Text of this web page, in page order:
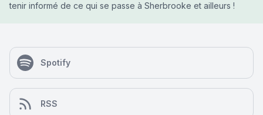
tenir informé de ce qui se passe à Sherbrooke et ailleurs !
Spotify
RSS